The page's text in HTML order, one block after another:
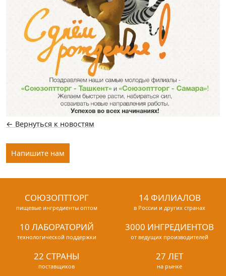
← Вернуться к новостям
Напишите нам
СОЮЗОПТТОРГ
пищевые ингредиенты оптом
14 ФИЛИАЛОВ
в России и других странах
10 ЛАБОРАТОРИЙ
технологической поддержки
3000 ИНГРЕДИЕНТОВ
от ведущих производителей
22 СТРАНЫ
поставщиков
27 ЛЕТ
на рынке